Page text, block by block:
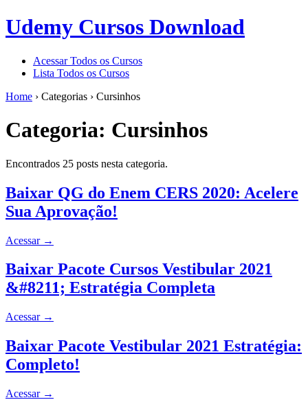
Udemy Cursos Download
Acessar Todos os Cursos
Lista Todos os Cursos
Home › Categorias › Cursinhos
Categoria: Cursinhos
Encontrados 25 posts nesta categoria.
Baixar QG do Enem CERS 2020: Acelere
Sua Aprovação!
Acessar →
Baixar Pacote Cursos Vestibular 2021
&#8211; Estratégia Completa
Acessar →
Baixar Pacote Vestibular 2021 Estratégia:
Completo!
Acessar →